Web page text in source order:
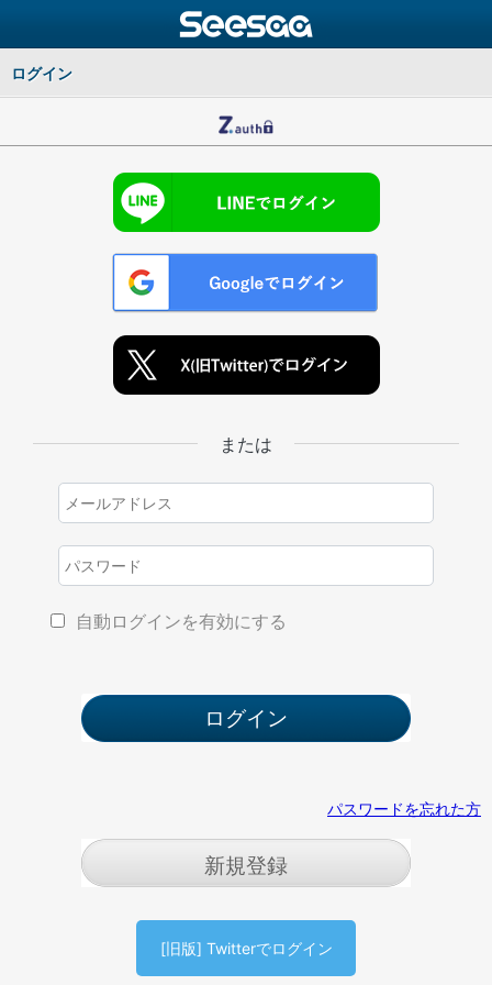
ログイン
または
自動ログインを有効にする
パスワードを忘れた方
新規登録
[旧版] Twitterでログイン